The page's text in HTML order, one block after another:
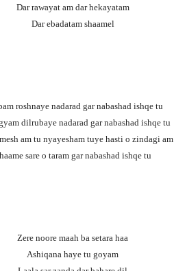
Dar rawayat am dar hekayatam
Dar ebadatam shaamel
roshnaye nadarad gar nabashad ishqe tu
dilrubaye nadarad gar nabashad ishqe tu
am tu nyayesham tuye hasti o zindagi am
sare o taram gar nabashad ishqe tu
Zere noore maah ba setara haa
Ashiqana haye tu goyam